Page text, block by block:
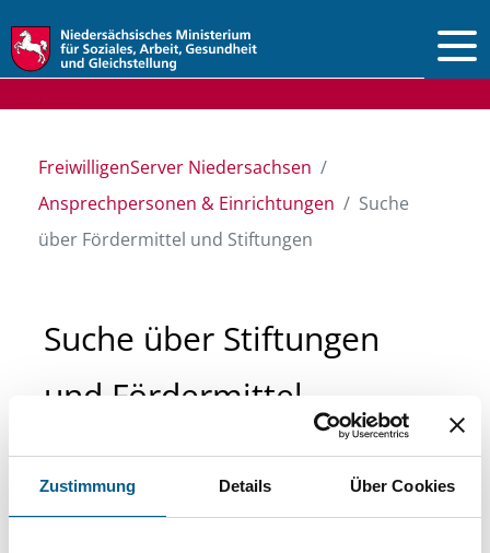
Zustimmung Details Über Cookies
FreiwilligenServer Niedersachsen
Ansprechpersonen & Einrichtungen
Suche
über Fördermittel und Stiftungen
Suche über Stiftungen
und Fördermittel
Sie suchen finanzielle Unterstützung für ein
Projekt oder ein Vorhaben? Hier können Sie